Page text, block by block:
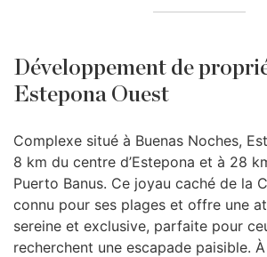
Développement de
Estepona Ouest
Complexe situé à Buenas Noches,
8 km du centre d’Estepona et à 28
Puerto Banus. Ce joyau caché de la
connu pour ses plages et offre une
sereine et exclusive, parfaite pour
recherchent une escapade paisible.